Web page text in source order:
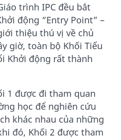
trình IPC đều bắt
động “Entry Point” –
thiệu thú vị về chủ
giờ, toàn bộ Khối Tiểu
Khởi động rất thành
1 được đi tham quan
học để nghiên cứu
khác nhau của những
đó, Khối 2 được tham